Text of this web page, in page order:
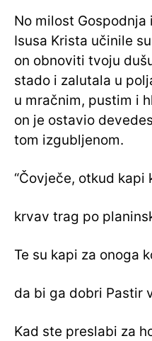
No milost
Isusa Krista učinile
on obnoviti tvoju
stado i zalutala u
u mračnim, pustim i
on je ostavio
tom izgubljenom.
“Čovječe, otkud
krvav trag po
Te su kapi za onoga
da bi ga dobri Pastir
Kad ste preslabi za